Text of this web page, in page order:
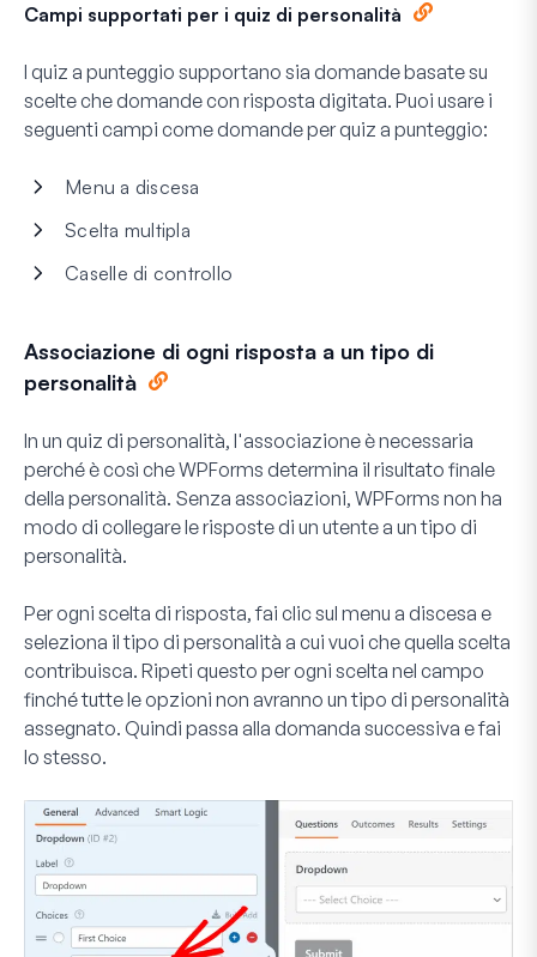
Campi supportati per i quiz di personalità
I quiz a punteggio supportano sia domande basate su
scelte che domande con risposta digitata. Puoi usare i
seguenti campi come domande per quiz a punteggio:
Menu a discesa
Scelta multipla
Caselle di controllo
Associazione di ogni risposta a un tipo di
personalità
In un quiz di personalità, l'associazione è necessaria
perché è così che WPForms determina il risultato finale
della personalità. Senza associazioni, WPForms non ha
modo di collegare le risposte di un utente a un tipo di
personalità.
Per ogni scelta di risposta, fai clic sul menu a discesa e
seleziona il tipo di personalità a cui vuoi che quella scelta
contribuisca. Ripeti questo per ogni scelta nel campo
finché tutte le opzioni non avranno un tipo di personalità
assegnato. Quindi passa alla domanda successiva e fai
lo stesso.